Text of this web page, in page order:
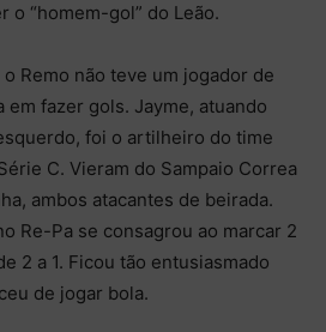
o “homem-gol” do Leão.
Remo não teve um jogador de
fazer gols. Jayme, atuando
foi o artilheiro do time
C. Vieram do Sampaio Correa
ambos atacantes de beirada.
Re-Pa se consagrou ao marcar 2
2 a 1. Ficou tão entusiasmado
de jogar bola.